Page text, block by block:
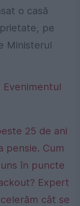
o casă
pe
Ministerul
Evenimentul
25 de ani
pensie. Cum
în puncte
Expert
cât se